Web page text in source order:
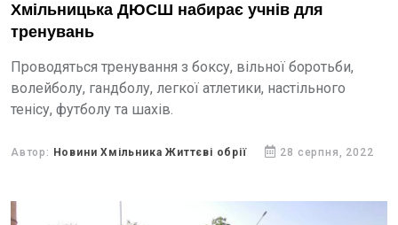
Хмільницька ДЮСШ набирає учнів для
тренувань
Проводяться тренування з боксу, вільної боротьби,
волейболу, гандболу, легкої атлетики, настільного
тенісу, футболу та шахів.
Автор: Новини Хмільника Життєві обрії 28 серпня, 2022